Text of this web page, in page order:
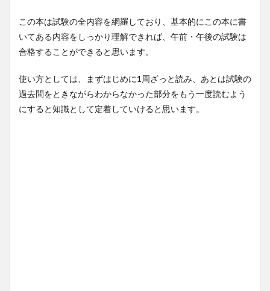
この本は試験の全内容を網羅しており、基本的にこの本に書
いてある内容をしっかり理解できれば、午前・午後の試験は
合格することができると思います。
使い方としては、まずはじめに1周ざっと読み、あとは試験の
過去問をときながらわからなかった部分をもう一度読むよう
にすると知識として定着していけると思います。